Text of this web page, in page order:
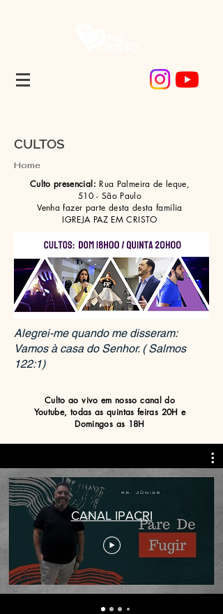
CULTOS
Home
Culto presencial: Rua Palmeira de leque,
510 - São Paulo
Venha fazer parte desta desta família
IGREJA PAZ EM CRISTO
Alegrei-me quando me disseram:
Vamos à casa do Senhor. ( Salmos
122:1)
Culto ao vivo em nosso canal do
Youtube, todas as quintas feiras 20H e
Domingos as 18H
CANAL IPACRI